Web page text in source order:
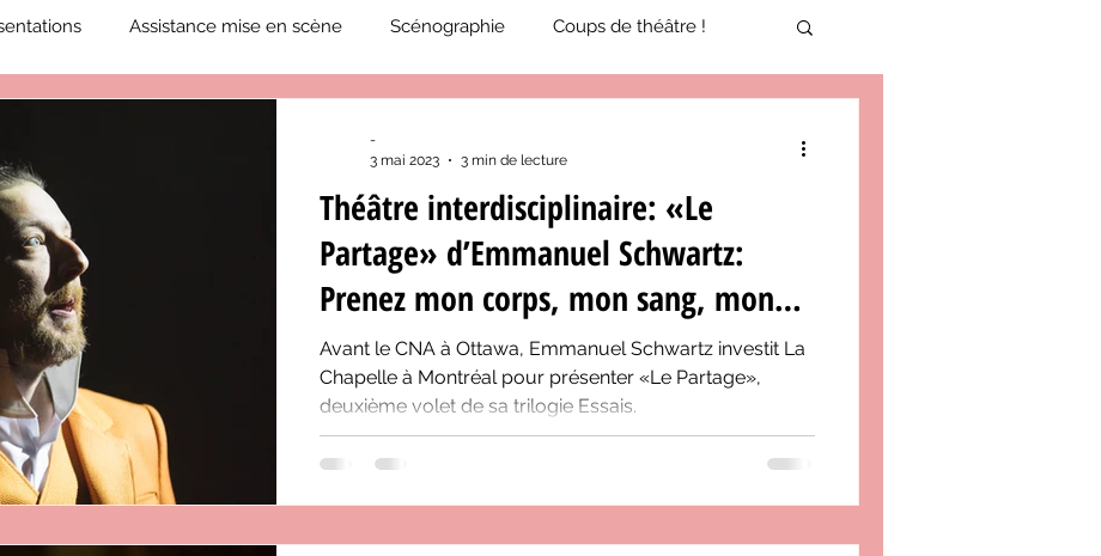
Assistance mise en scène Scénographie Coups de théâtre !
ZoneCulture 2020-2021 Journal «BIENVENUE À BORD!» ZoneCulture 2021-2022
ZoneCulture 2023-2024 ZoneCulture 2024-2025 ZoneCulture 2025-2026
ZoneCulture 2026-2027
Théâtre interdisciplinaire: «Le
Partage» d’Emmanuel Schwartz:
Prenez mon corps, mon sang, mon
cœur…
Avant le CNA à Ottawa, Emmanuel Schwartz investit La
Chapelle à Montréal pour présenter «Le Partage»,
deuxième volet de sa trilogie Essais.
-
3 mai 2023
3 min de lecture